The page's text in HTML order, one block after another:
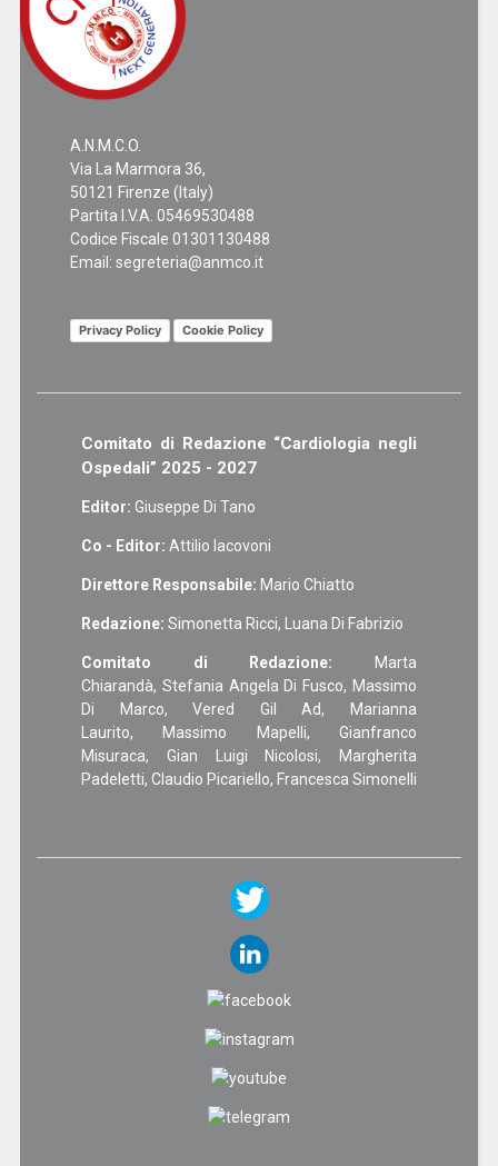
A.N.M.C.O.
Via La Marmora 36,
50121 Firenze (Italy)
Partita I.V.A. 05469530488
Codice Fiscale 01301130488
Email: segreteria@anmco.it
Privacy Policy Cookie Policy
Comitato di Redazione “Cardiologia negli
Ospedali” 2025 - 2027
Editor: Giuseppe Di Tano
Co - Editor: Attilio Iacovoni
Direttore Responsabile: Mario Chiatto
Redazione: Simonetta Ricci, Luana Di Fabrizio
Comitato di Redazione: Marta
Chiarandà, Stefania Angela Di Fusco, Massimo
Di Marco, Vered Gil Ad, Marianna
Laurito, Massimo Mapelli, Gianfranco
Misuraca, Gian Luigi Nicolosi, Margherita
Padeletti, Claudio Picariello, Francesca Simonelli